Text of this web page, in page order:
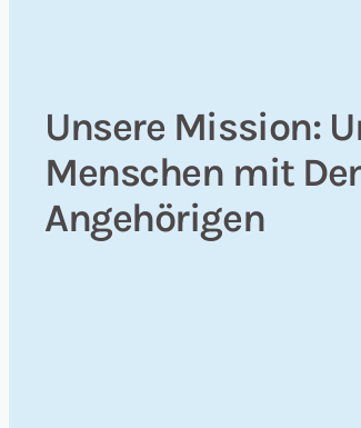
Unsere Mission:
Menschen mit
Angehörigen